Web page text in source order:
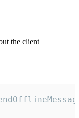
the client